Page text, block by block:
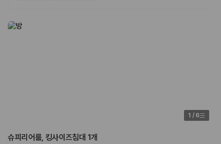
확인합니다.
실시간 예약:
제주렌트카 최저가는 차량 기본요금만으로 판단하기 어렵습니다. 보험 포
함 여부, 면책금, 보상 한도, 옵션 비용, 취소 수수료를 함께 확인해야 실제
로 저렴한 차량을 고를 수 있습니다.
1 / 6
슈피리어룸, 킹사이즈침대 1개